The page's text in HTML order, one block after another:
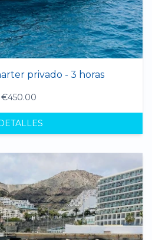
privado - 3 horas
€450.00